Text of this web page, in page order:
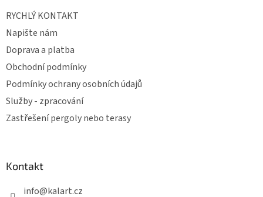
RYCHLÝ KONTAKT
Napište nám
Doprava a platba
Obchodní podmínky
Podmínky ochrany osobních údajů
Služby - zpracování
Zastřešení pergoly nebo terasy
Kontakt
info@kalart.cz